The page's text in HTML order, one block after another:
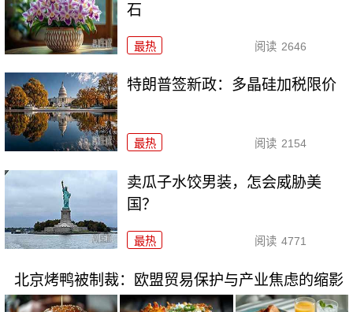
石
最热 阅读 2646
特朗普签新政：多晶硅加税限价
最热 阅读 2154
卖瓜子水饺男装，怎会威胁美
国？
最热 阅读 4771
北京烤鸭被制裁：欧盟贸易保护与产业焦虑的缩影